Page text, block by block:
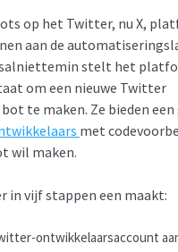
op het Twitter, nu X,
aan de
stelt het
om een nieuwe Twitter
te maken. Ze bieden
met
wil maken.
in vijf stappen een maakt:
ontwikkelaarsaccount